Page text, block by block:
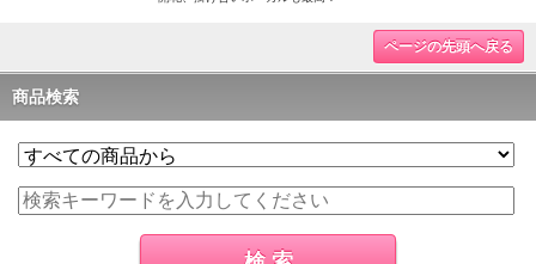
ページの先頭へ戻る
商品検索